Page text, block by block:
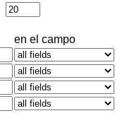
en el campo